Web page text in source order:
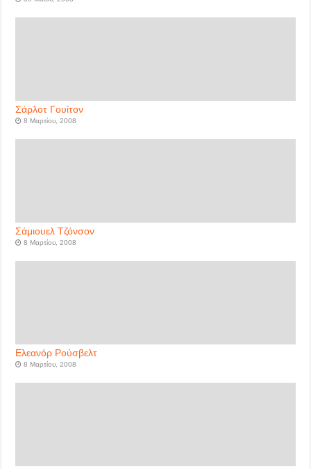
Σάρλοτ Γουίτον
8 Μαρτίου, 2008
Σάμιουελ Τζόνσον
8 Μαρτίου, 2008
Ελεανόρ Ρούσβελτ
8 Μαρτίου, 2008